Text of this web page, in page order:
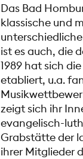
Das Bad
klassische und
ist es auch, die
1989 hat sich
etabliert, u.a.
zeigt sich ihr
evangelisch-
Grabstätte der
ihrer Mitglieder